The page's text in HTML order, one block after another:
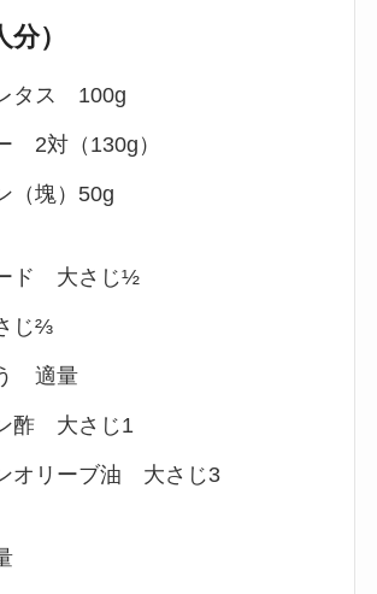
）
タス 100g
2対（130g）
（塊）50g
ド 大さじ½
じ⅔
適量
酢 大さじ1
オリーブ油 大さじ3